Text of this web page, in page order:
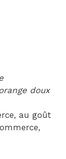
doux
au goût